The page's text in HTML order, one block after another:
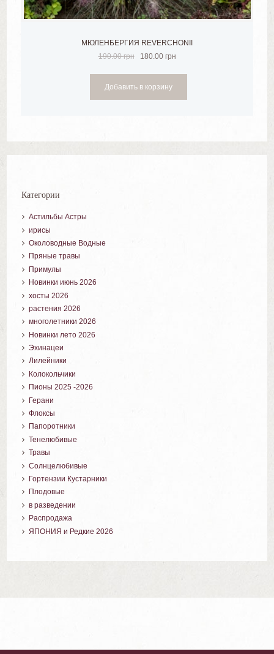
МЮЛЕНБЕРГИЯ REVERCHONII
190.00грн 180.00 грн
Добавить в корзину
Категории
Астильбы Астры
ирисы
Околоводные Водные
Пряные травы
Примулы
Новинки июнь 2026
хосты 2026
растения 2026
многолетники 2026
Новинки лето 2026
Эхинацеи
Лилейники
Колокольчики
Пионы 2025 -2026
Герани
Флоксы
Папоротники
Тенелюбивые
Травы
Солнцелюбивые
Гортензии Кустарники
Плодовые
в разведении
Распродажа
ЯПОНИЯ и Редкие 2026